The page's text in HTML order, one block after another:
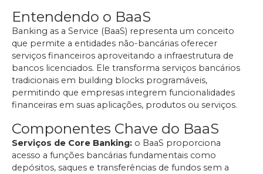
Entendendo o BaaS
Banking as a Service (BaaS) representa um conceito
que permite a entidades não-bancárias oferecer
serviços financeiros aproveitando a infraestrutura de
bancos licenciados. Ele transforma serviços bancários
tradicionais em building blocks programáveis,
permitindo que empresas integrem funcionalidades
financeiras em suas aplicações, produtos ou serviços.
Componentes Chave do BaaS
Serviços de Core Banking: o BaaS proporciona
acesso a funções bancárias fundamentais como
depósitos, saques e transferências de fundos sem a